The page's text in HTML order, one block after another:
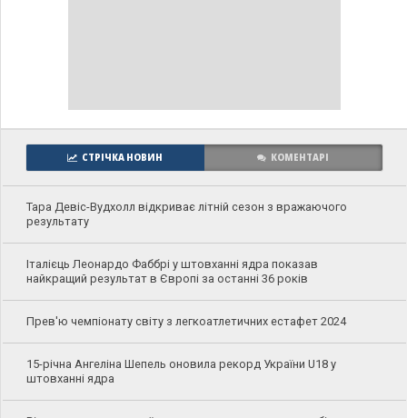
СТРІЧКА НОВИН КОМЕНТАРІ
Тара Девіс-Вудхолл відкриває літній сезон з вражаючого
результату
Італієць Леонардо Фаббрі у штовханні ядра показав
найкращий результат в Європі за останні 36 років
Прев'ю чемпіонату світу з легкоатлетичних естафет 2024
15-річна Ангеліна Шепель оновила рекорд України U18 у
штовханні ядра